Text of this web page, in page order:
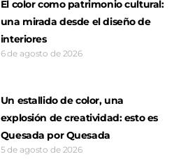
El color como patrimonio cultural:
una mirada desde el diseño de
interiores
6 de agosto de 2026
Un estallido de color, una
explosión de creatividad: esto es
Quesada por Quesada
5 de agosto de 2026